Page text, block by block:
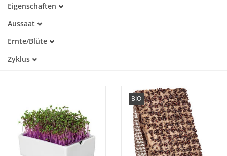
Geschenkideen
Katalog
Eigenschaften
Warmkeimer
Lichtkeimer
Aussaat
März
April
Ernte/Blüte
März
August
September
Oktober
Zyklus
BIO